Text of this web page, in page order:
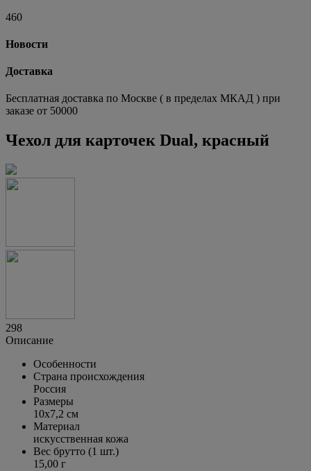
460
Новости
Доставка
Бесплатная доставка по Москве ( в пределах МКАД ) при
заказе от 50000
Чехол для карточек Dual, красный
298
Описание
Особенности
Страна происхождения
Россия
Размеры
10х7,2 см
Материал
искусственная кожа
Вес брутто (1 шт.)
15,00 г